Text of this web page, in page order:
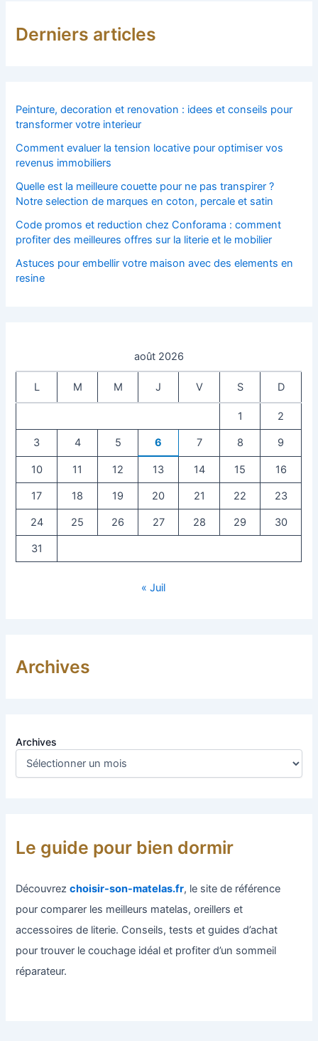
Derniers articles
Peinture, decoration et renovation : idees et conseils pour
transformer votre interieur
Comment evaluer la tension locative pour optimiser vos
revenus immobiliers
Quelle est la meilleure couette pour ne pas transpirer ?
Notre selection de marques en coton, percale et satin
Code promos et reduction chez Conforama : comment
profiter des meilleures offres sur la literie et le mobilier
Astuces pour embellir votre maison avec des elements en
resine
août 2026
L M M J V S D
1 2
3 4 5 6 7 8 9
10 11 12 13 14 15 16
17 18 19 20 21 22 23
24 25 26 27 28 29 30
31
« Juil
Archives
Archives
Le guide pour bien dormir
Découvrezchoisir-son-matelas.fr, le site de référence
pour comparer les meilleurs matelas, oreillers et
accessoires de literie. Conseils, tests et guides d’achat
pour trouver le couchage idéal et profiter d’un sommeil
réparateur.